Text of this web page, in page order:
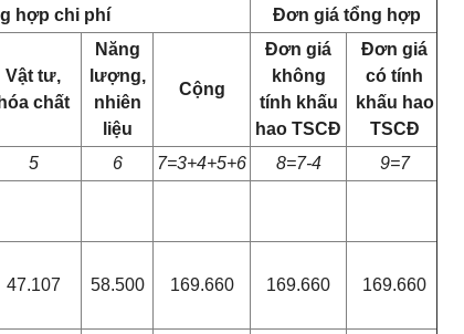
hợp chi phí Đơn giá tổng hợp
Vật tư,
hóa chất
Năng
lượng,
nhiên
liệu
Cộng
Đơn giá
không
tính khấu
hao TSCĐ
Đơn giá
có tính
khấu hao
TSCĐ
5 6 7=3+4+5+6 8=7-4 9=7
47.107 58.500 169.660 169.660 169.660